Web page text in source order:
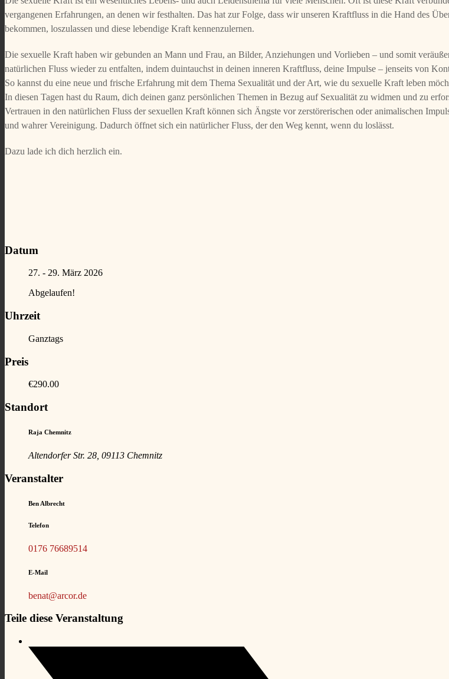
vergangenen Erfahrungen, an denen wir festhalten. Das hat zur Folge, dass wir unseren Kraftfluss in die Hand des
bekommen, loszulassen und diese lebendige Kraft kennenzulernen.
Die sexuelle Kraft haben wir gebunden an Mann und Frau, an Bilder, Anziehungen und Vorlieben – und somit
natürlichen Fluss wieder zu entfalten, indem duintauchst in deinen inneren Kraftfluss, deine Impulse – jenseits von
So kannst du eine neue und frische Erfahrung mit dem Thema Sexualität und der Art, wie du sexuelle Kraft leben
In diesen Tagen hast du Raum, dich deinen ganz persönlichen Themen in Bezug auf Sexualität zu widmen und zu
Vertrauen in den natürlichen Fluss der sexuellen Kraft können sich Ängste vor zerstörerischen oder animalischen
und wahrer Vereinigung. Dadurch öffnet sich ein natürlicher Fluss, der den Weg kennt, wenn du loslässt.
Dazu lade ich dich herzlich ein.
Datum
27. - 29. März 2026
Abgelaufen!
Uhrzeit
Ganztags
Preis
€290.00
Standort
Raja Chemnitz
Altendorfer Str. 28, 09113 Chemnitz
Veranstalter
Ben Albrecht
Telefon
0176 76689514
E-Mail
benat@arcor.de
Teile diese Veranstaltung